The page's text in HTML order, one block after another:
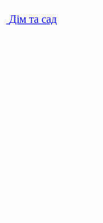
Дім та сад